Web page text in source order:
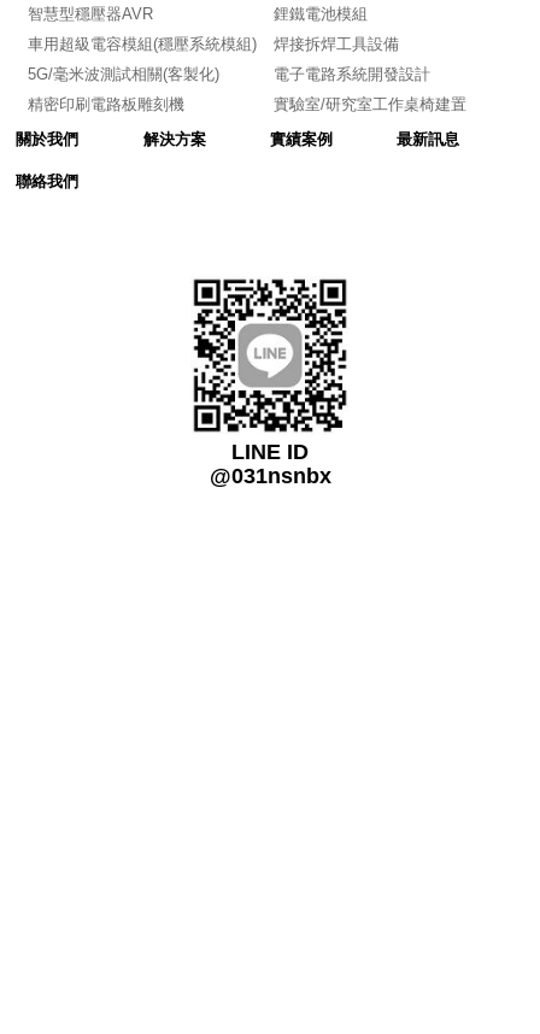
智慧型穩壓器AVR
鋰鐵電池模組
車用超級電容模組(穩壓系統模組)
焊接拆焊工具設備
5G/毫米波測試相關(客製化)
電子電路系統開發設計
精密印刷電路板雕刻機
實驗室/研究室工作桌椅建置
關於我們
解決方案 實績案例 最新訊息
聯絡我們
LINE ID
@031nsnbx